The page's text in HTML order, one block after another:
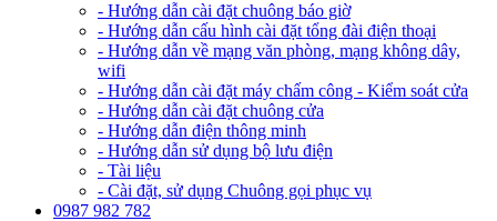
- Hướng dẫn cài đặt chuông báo giờ
- Hướng dẫn cấu hình cài đặt tổng đài điện thoại
- Hướng dẫn về mạng văn phòng, mạng không dây,
wifi
- Hướng dẫn cài đặt máy chấm công - Kiểm soát cửa
- Hướng dẫn cài đặt chuông cửa
- Hướng dẫn điện thông minh
- Hướng dẫn sử dụng bộ lưu điện
- Tài liệu
- Cài đặt, sử dụng Chuông gọi phục vụ
0987 982 782